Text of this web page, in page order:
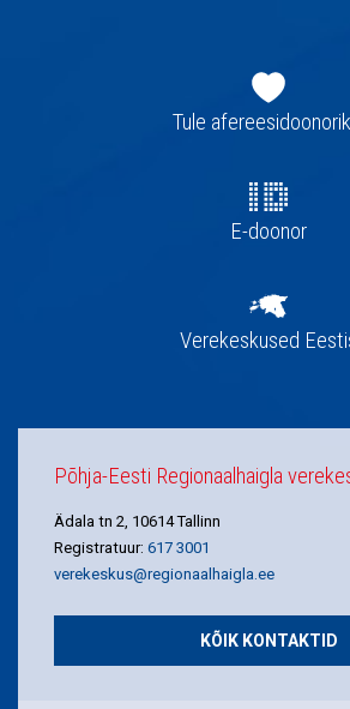
navigatsioon
Tule
E-doonor
Verekeskused
Põhja-Eesti Regionaalhaigla
Ädala tn 2, 10614 Tallinn
Registratuur: 617 3001
verekeskus@regionaalhaigla.ee
KÕIK KONTAKTID